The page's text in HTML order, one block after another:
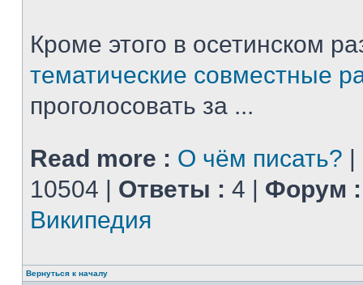
Кроме этого в осетинском
тематические совместные
проголосовать за ...
Read more : О чём писать? |
10504 | Ответы : 4 | Форум :
Википедия
Вернуться к началу